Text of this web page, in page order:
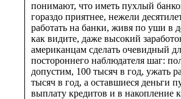
понимают, что иметь пухлый
гораздо приятнее, нежели
работать на банки, живя по уши в
как видите, даже высокий
американцам сделать очевидный
постороннего наблюдателя шаг:
допустим, 100 тысяч в год, ужать
тысяч в год, а оставшиеся деньги
выплату кредитов и в накопление